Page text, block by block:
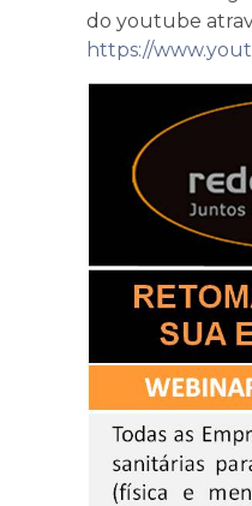
do youtube
https://